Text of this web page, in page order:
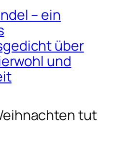
– ein
über
und
tut